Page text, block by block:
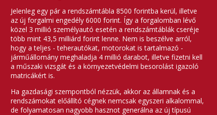
Jelenleg egy pár a rendszámtábla 8500 forintba kerül, illetve
az új forgalmi engedély 6000 forint. Így a forgalomban lévő
közel 3 millió személyautó esetén a rendszámtáblák cseréje
több mint 43,5 milliárd forint lenne. Nem is beszélve arról,
hogy a teljes - teherautókat, motorokat is tartalmazó -
járműállomány meghaladja 4 millió darabot, illetve fizetni kell
a műszaki vizsgát és a környezetvédelmi besorolást igazoló
matricákért is.
Ha gazdasági szempontból nézzük, akkor az államnak és a
rendszámokat előállító cégnek nemcsak egyszeri alkalommal,
de folyamatosan nagyobb hasznot generálna az új típusú